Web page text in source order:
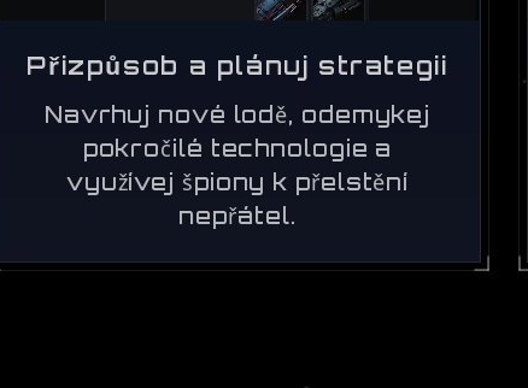
Přizpůsob a plánuj strategii
Navrhuj nové lodě, odemykej
pokročilé technologie a
využívej špiony k přelstění
nepřátel.